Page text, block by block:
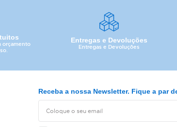
orçamento
Entregas e Devoluções
Entregas e Devoluções
Receba a nossa Newsletter. Fique a par